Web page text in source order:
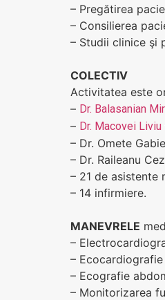
– Pregătirea
– Consilierea
– Studii clinice şi
COLECTIV
Activitatea este
– Dr. Balasanian
– Dr. Macovei
– Dr. Omete
– Dr. Raileanu
– 21 de asistente
– 14 infirmiere.
MANEVRELE
–
–
– Ecografie
– Monitorizarea